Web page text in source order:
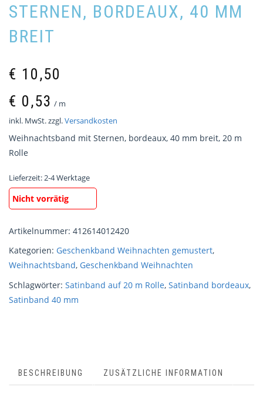
STERNEN, BORDEAUX, 40 MM
BREIT
€ 10,50
€ 0,53 / m
inkl. MwSt.zzgl.Versandkosten
Weihnachtsband mit Sternen, bordeaux, 40 mm breit, 20 m
Rolle
Lieferzeit:2-4 Werktage
Nicht vorrätig
Artikelnummer: 412614012420
Kategorien: Geschenkband Weihnachten gemustert,
Weihnachtsband, Geschenkband Weihnachten
Schlagwörter: Satinband auf 20 m Rolle, Satinband bordeaux,
Satinband 40 mm
BESCHREIBUNG ZUSÄTZLICHE INFORMATION